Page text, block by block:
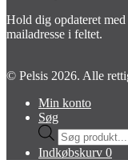
Hold dig opdateret
mailadresse i feltet.
© Pelsis 2026. Alle
Min konto
Søg
Products
search
Indkøbskurv 0